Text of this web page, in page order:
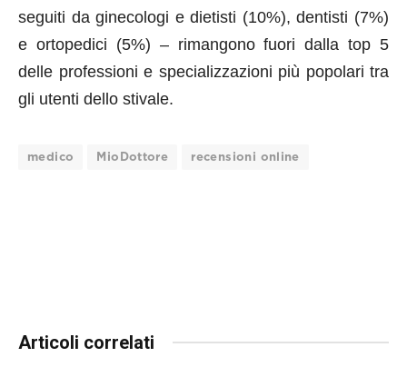
seguiti da ginecologi e dietisti (10%), dentisti (7%)
e ortopedici (5%) – rimangono fuori dalla top 5
delle professioni e specializzazioni più popolari tra
gli utenti dello stivale.
medico MioDottore recensioni online
Articoli correlati